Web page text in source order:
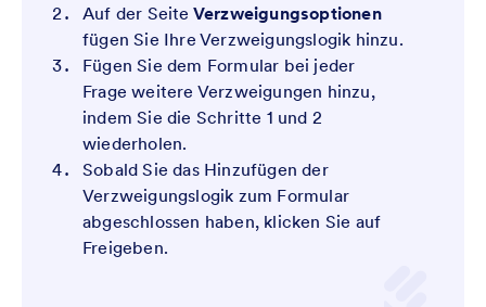
Auf der Seite Verzweigungsoptionen
fügen Sie Ihre Verzweigungslogik hinzu.
Fügen Sie dem Formular bei jeder
Frage weitere Verzweigungen hinzu,
indem Sie die Schritte 1 und 2
wiederholen.
Sobald Sie das Hinzufügen der
Verzweigungslogik zum Formular
abgeschlossen haben, klicken Sie auf
Freigeben.